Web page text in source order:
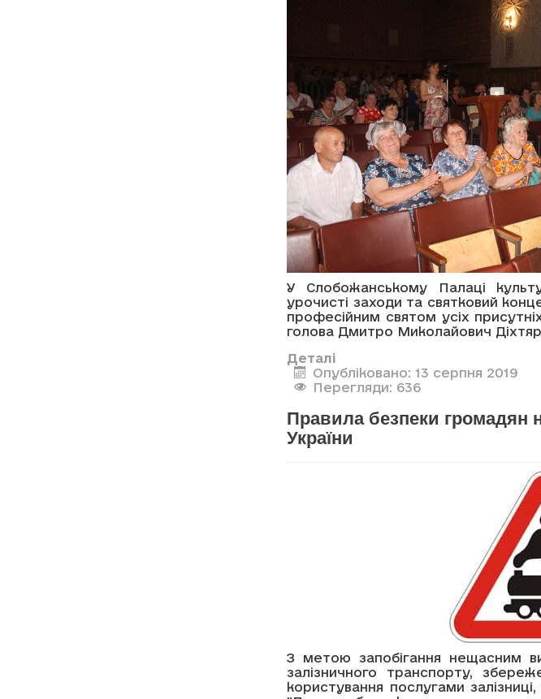
У Слобожанському Палаці
урочисті заходи та святковий
професійним святом усіх
голова Дмитро Миколайович
Деталі
Опубліковано: 13 серпня 2019
Перегляди: 636
Правила безпеки громадян
України
З метою запобігання нещасним
залізничного транспорту,
користування послугами